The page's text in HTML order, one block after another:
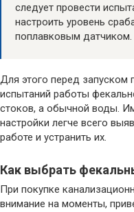
следует провести
настроить уровень
поплавковым датчиком.
Для этого перед запуском
испытаний работы
стоков, а обычной воды.
настройки легче всего
работе и устранить их.
Как выбрать
При покупке
внимание на моменты,